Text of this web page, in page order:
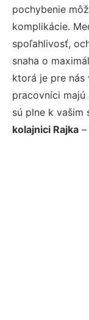
pochybenie
komplikácie.
spoľahlivosť,
snaha o
ktorá je pre nás
pracovníci majú
sú plne k vašim
kolajnici Rajka